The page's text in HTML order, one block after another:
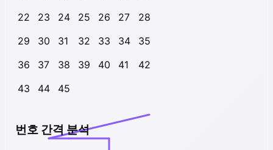
22
23 24 25 26 27
28
29
30 31 32 33 34
35
36
37 38 39 40 41
42
43
44 45
번호 간격 분석